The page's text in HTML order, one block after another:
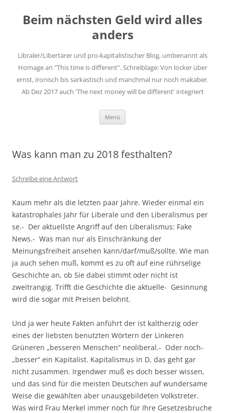
springen
Beim nächsten Geld wird alles
anders
Libraler/Libertärer und pro-kapitalistischer Blog, umbenannt als
Homage an "This time is different". Schreiblage: Von locker über
ernst, ironisch bis sarkastisch und manchmal nur noch makaber.
Ab Dez 2017 auch 'The next money will be different' integriert
Menü
Was kann man zu 2018 festhalten?
Schreibe eine Antwort
Kaum mehr als die letzten paar Jahre. Wieder einmal ein
katastrophales Jahr für Liberale und den Liberalismus per
se.- Der aktuellste Angriff auf den Liberalismus: Fake
News.- Was man nur als Einschränkung der
Meinungsfreiheit ansehen kann/darf/muß/sollte. Wie man
ja auch sehen muß, kommt es zu oft auf eine rührselige
Geschichte an, ob Sie dabei stimmt oder nicht ist
zweitrangig. Trifft die Geschichte die aktuelle- Gesinnung
wird die sogar mit Preisen belohnt.
Und ja wer heute Fakten anführt der ist kaltherzig oder
eines der liebsten benutzten Wörtern der Linkeren
Grüneren „besseren Menschen“ neoliberal.- Oder noch-
„besser“ ein Kapitalist. Kapitalismus in D, das geht gar
nicht zusammen. Irgendwer muß es doch besser wissen,
und das sind für die meisten Deutschen auf wundersame
Weise die gewählten aber unausgebildeten Volkstreter.
Was wird Frau Merkel immer noch für Ihre Gesetzesbruche